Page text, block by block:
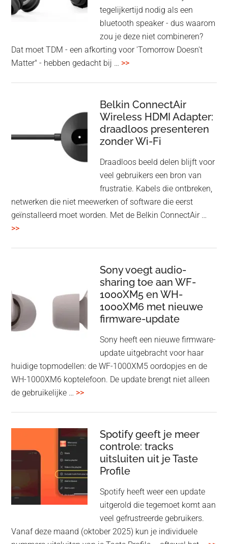
tegelijkertijd nodig als een
bluetooth speaker - dus waarom
zou je deze niet combineren?
Dat moet TDM - een afkorting voor 'Tomorrow Doesn't
Matter" - hebben gedacht bij … >>overHoofdtelefoon
Speaker
in
een
twist
Belkin ConnectAir
Wireless HDMI Adapter:
draadloos presenteren
zonder Wi-Fi
Draadloos beeld delen blijft voor
veel gebruikers een bron van
frustratie. Kabels die ontbreken,
netwerken die niet meewerken of software die eerst
geïnstalleerd moet worden. Met de Belkin ConnectAir …
>>overBelkin
draadloos
presenteren
zonder
Wi-
Sony voegt audio-
sharing toe aan WF-
1000XM5 en WH-
1000XM6 met nieuwe
firmware-update
Sony heeft een nieuwe firmware-
update uitgebracht voor haar
huidige topmodellen: de WF-1000XM5 oordopjes en de
WH-1000XM6 koptelefoon. De update brengt niet alleen
de gebruikelijke … >>overSony
sharing
WF-
en
1000XM6
Spotify geeft je meer
controle: tracks
uitsluiten uit je Taste
Profile
Spotify heeft weer een update
uitgerold die tegemoet komt aan
veel gefrustreerde gebruikers.
Vanaf deze maand (oktober 2025) kun je individuele